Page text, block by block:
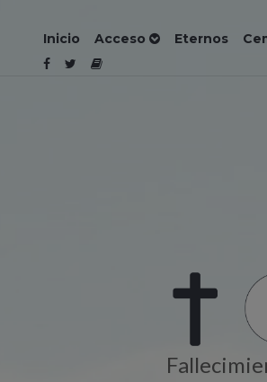
Inicio Acceso Eternos